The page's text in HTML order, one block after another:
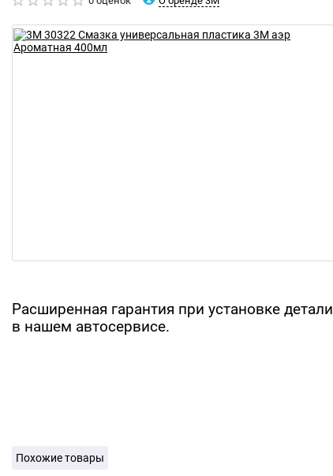
Расширенная гарантия при установке детали
в нашем автосервисе.
Похожие товары